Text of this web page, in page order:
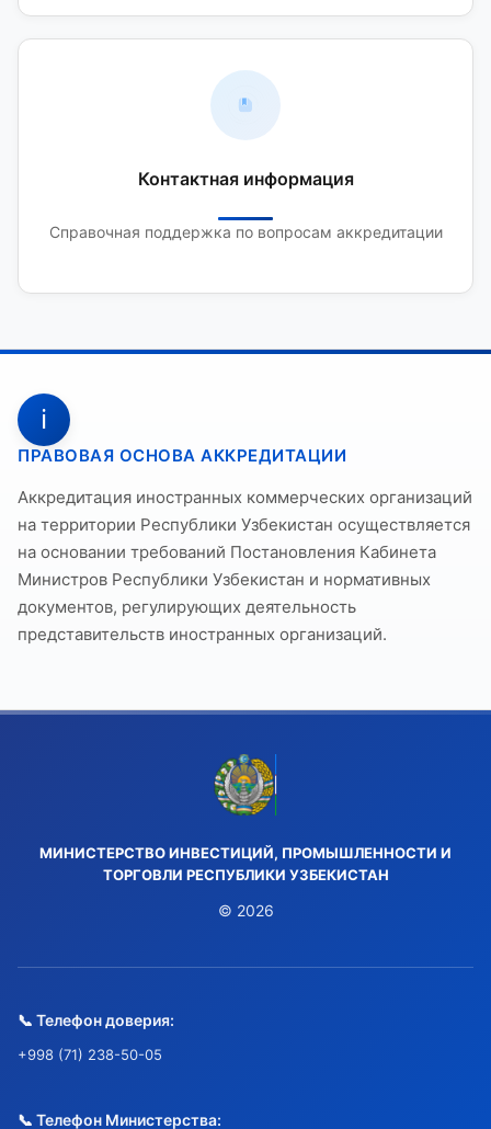
Контактная информация
Справочная поддержка по вопросам аккредитации
ℹ️
ПРАВОВАЯ ОСНОВА АККРЕДИТАЦИИ
Аккредитация иностранных коммерческих организаций
на территории Республики Узбекистан осуществляется
на основании требований Постановления Кабинета
Министров Республики Узбекистан и нормативных
документов, регулирующих деятельность
представительств иностранных организаций.
МИНИСТЕРСТВО ИНВЕСТИЦИЙ, ПРОМЫШЛЕННОСТИ И
ТОРГОВЛИ РЕСПУБЛИКИ УЗБЕКИСТАН
© 2026
📞 Телефон доверия:
+998 (71) 238-50-05
📞 Телефон Министерства: